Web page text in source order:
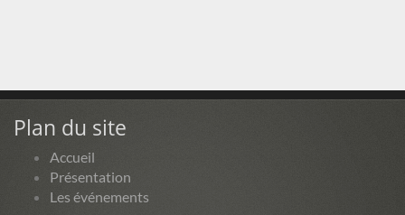
Plan du site
Accueil
Présentation
Les événements